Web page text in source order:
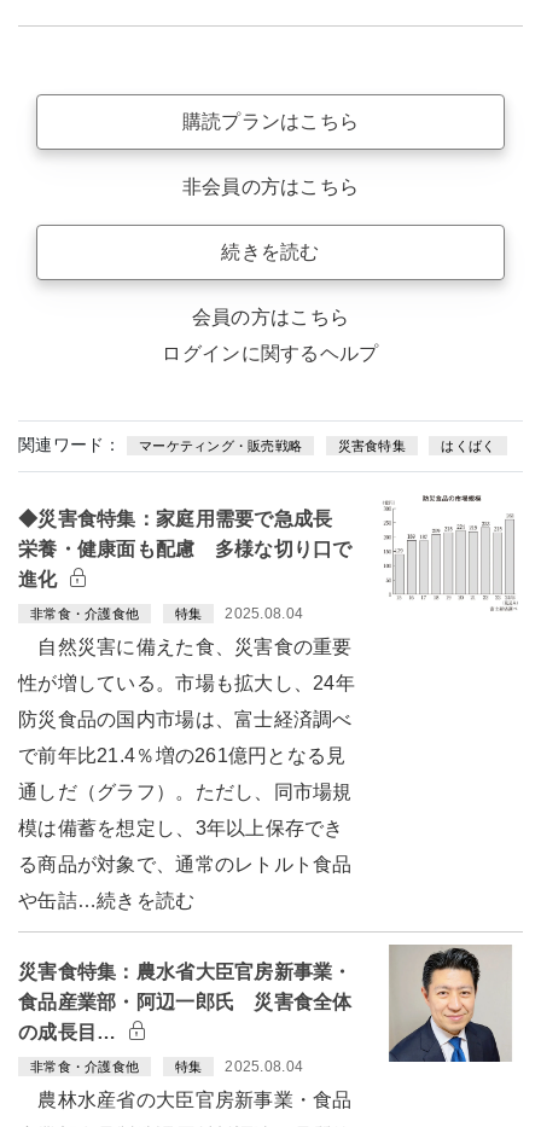
購読プランはこちら
非会員の方はこちら
続きを読む
会員の方はこちら
ログインに関するヘルプ
関連ワード： マーケティング・販売戦略 災害食特集 はくばく
◆災害食特集：家庭用需要で急成長
栄養・健康面も配慮 多様な切り口で
進化
非常食・介護食他 特集 2025.08.04
自然災害に備えた食、災害食の重要
性が増している。市場も拡大し、24年
防災食品の国内市場は、富士経済調べ
で前年比21.4％増の261億円となる見
通しだ（グラフ）。ただし、同市場規
模は備蓄を想定し、3年以上保存でき
る商品が対象で、通常のレトルト食品
や缶詰…続きを読む
災害食特集：農水省大臣官房新事業・
食品産業部・阿辺一郎氏 災害食全体
の成長目…
非常食・介護食他 特集 2025.08.04
農林水産省の大臣官房新事業・食品